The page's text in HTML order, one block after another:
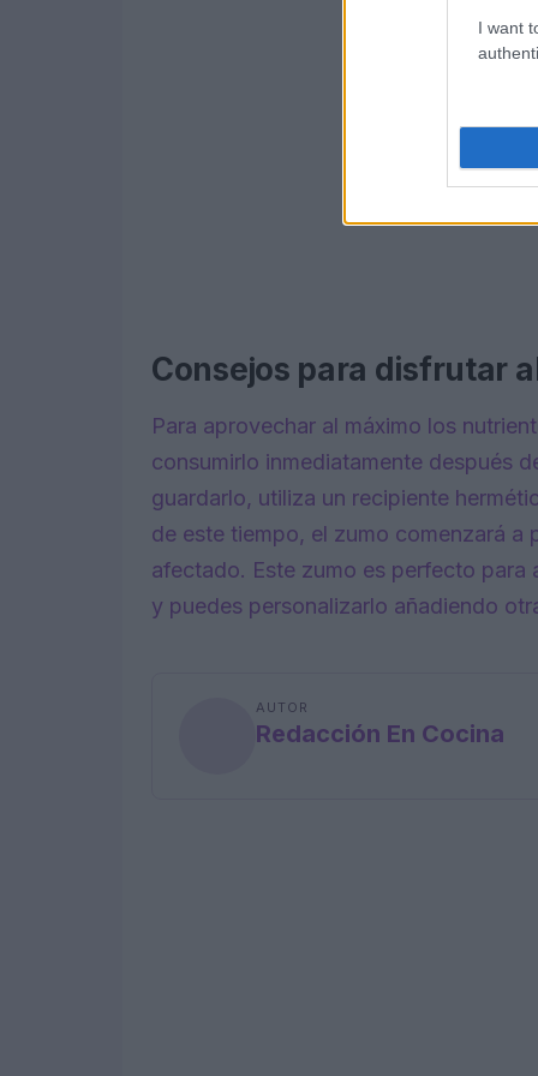
I want
Consejos para disfrutar
Para aprovechar al máximo los
consumirlo inmediatamente después
guardarlo, utiliza un recipiente
de este tiempo, el zumo comenzará a
afectado. Este zumo es perfecto para
y puedes personalizarlo añadiendo
AUTOR
Redacción En Cocina